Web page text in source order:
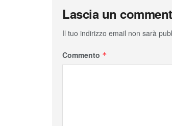
Lascia un
Il tuo indirizzo email non sarà
Commento *